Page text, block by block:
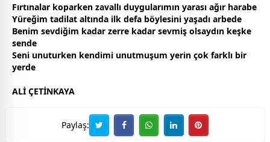
Fırtınalar koparken zavallı duygularımın yarası ağır harabe
Yüreğim tadilat altında ilk defa böylesini yaşadı arbede
Benim sevdiğim kadar zerre kadar sevmiş olsaydın keşke
sende
Seni unuturken kendimi unutmuşum yerin çok farklı bir
yerde
ALİ ÇETİNKAYA
Paylaş: